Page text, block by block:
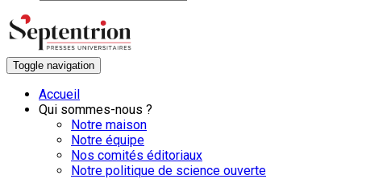
Toggle navigation
Accueil
Qui sommes-nous ?
Notre maison
Notre équipe
Nos comités éditoriaux
Notre politique de science ouverte